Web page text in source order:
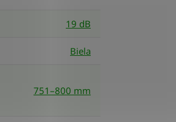
19 dB
Biela
751–800 mm